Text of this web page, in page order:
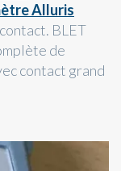
Alluris
BLET
de
contact grand